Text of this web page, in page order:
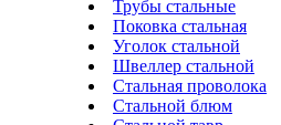
Трубы стальные
Поковка стальная
Уголок стальной
Швеллер стальной
Стальная проволока
Стальной блюм